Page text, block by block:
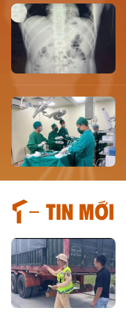
Tin mới